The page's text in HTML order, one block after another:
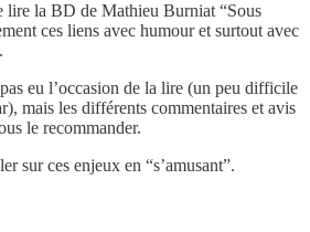
lire la BD de Mathieu Burniat “Sous
ces liens avec humour et surtout avec
eu l’occasion de la lire (un peu difficile
mais les différents commentaires et avis
le recommander.
sur ces enjeux en “s’amusant”.